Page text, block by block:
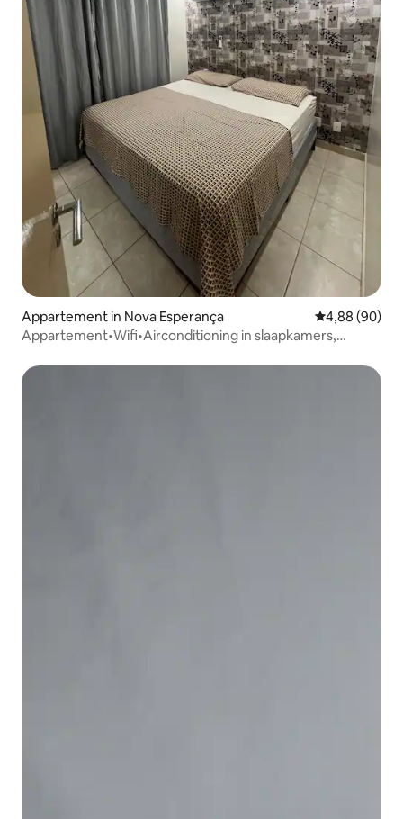
Appartement in Nova Esperança Gemiddelde
4,88 (90)
Appartement•Wifi•Airconditioning in slaapkamers,